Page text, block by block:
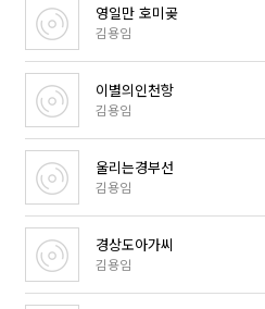
영일만 호미곶
김용임
이별의인천항
김용임
울리는경부선
김용임
경상도아가씨
김용임